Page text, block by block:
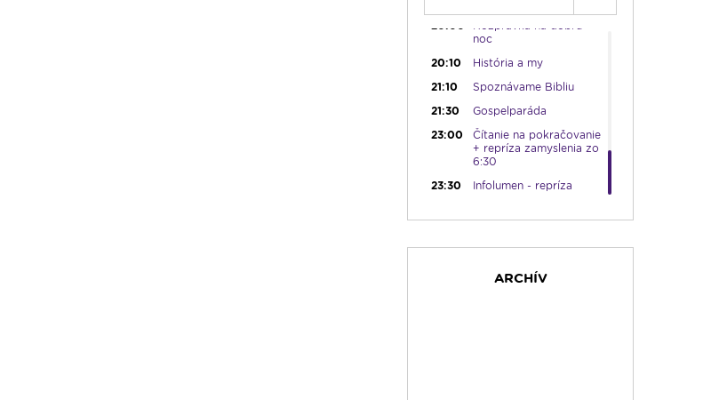
20:00
Rozprávka na dobrú
noc
20:10
História a my
21:10
Spoznávame Bibliu
21:30
Gospelparáda
23:00
Čítanie na pokračovanie
+ repríza zamyslenia zo
6:30
23:30
Infolumen - repríza
ARCHÍV